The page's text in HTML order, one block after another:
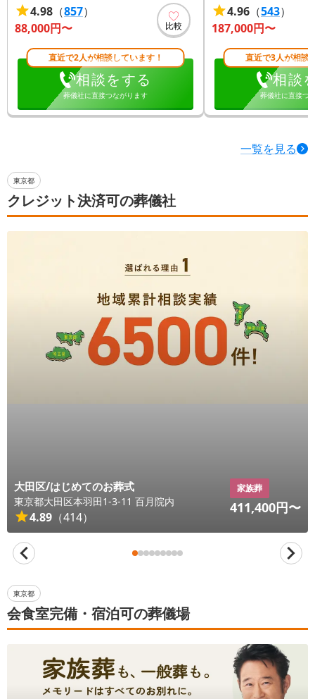
4.98 （857）
88,000円〜 比較
直近で2人が相談しています！
相談をする
葬儀社に直接つながります
4.96 （543）
187,000円〜
直近で3人が相談
相談
葬儀社に直接つ
一覧を見る
東京都
クレジット決済可の葬儀社
大田区/はじめてのお葬式
東京都大田区本羽田1-3-11 百月院内
4.89 （414）
家族葬
411,400円〜
東京都
会食室完備・宿泊可の葬儀場